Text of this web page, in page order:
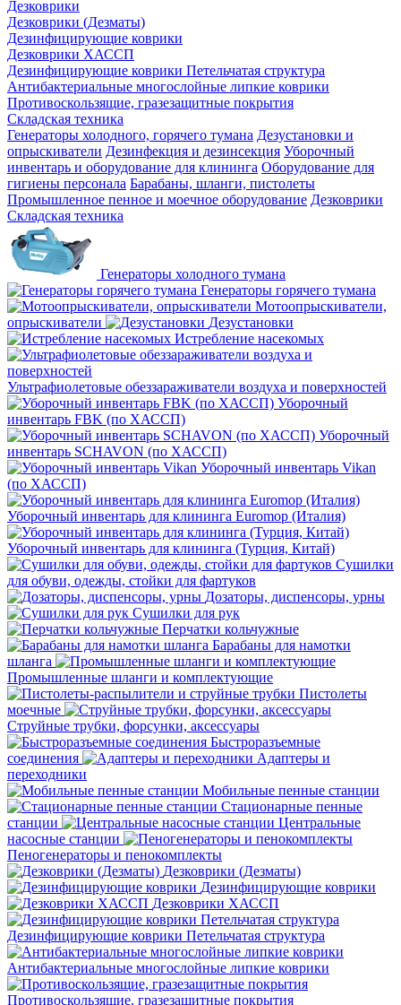
Дезковрики
Дезковрики (Дезматы)
Дезинфицирующие коврики
Дезковрики ХАССП
Дезинфицирующие коврики Петельчатая структура
Антибактериальные многослойные липкие коврики
Противоскользящие, гразезащитные покрытия
Складская техника
Генераторы холодного, горячего тумана Дезустановки и
опрыскиватели Дезинфекция и дезинсекция Уборочный
инвентарь и оборудование для клининга Оборудование для
гигиены персонала Барабаны, шланги, пистолеты
Промышленное пенное и моечное оборудование Дезковрики
Складская техника
Генераторы холодного тумана
Генераторы горячего тумана
Мотоопрыскиватели,
опрыскиватели
Дезустановки
Истребление насекомых
Ультрафиолетовые обеззараживатели воздуха и поверхностей
Уборочный
инвентарь FBK (по ХАССП)
Уборочный
инвентарь SCHAVON (по ХАССП)
Уборочный инвентарь Vikan
(по ХАССП)
Уборочный инвентарь для клининга Euromop (Италия)
Уборочный инвентарь для клининга (Турция, Китай)
Сушилки
для обуви, одежды, стойки для фартуков
Дозаторы, диспенсоры, урны
Сушилки для рук
Перчатки кольчужные
Барабаны для намотки
шланга
Промышленные шланги и комплектующие
Пистолеты
моечные
Струйные трубки, форсунки, аксессуары
Быстроразъемные
соединения
Адаптеры и
переходники
Мобильные пенные станции
Стационарные пенные
станции
Центральные
насосные станции
Пеногенераторы и пенокомплекты
Дезковрики (Дезматы)
Дезинфицирующие коврики
Дезковрики ХАССП
Дезинфицирующие коврики Петельчатая структура
Антибактериальные многослойные липкие коврики
Противоскользящие, гразезащитные покрытия